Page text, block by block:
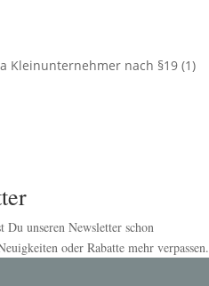
Kleinunternehmer nach §19 (1)
unseren Newsletter schon
oder Rabatte mehr verpassen.